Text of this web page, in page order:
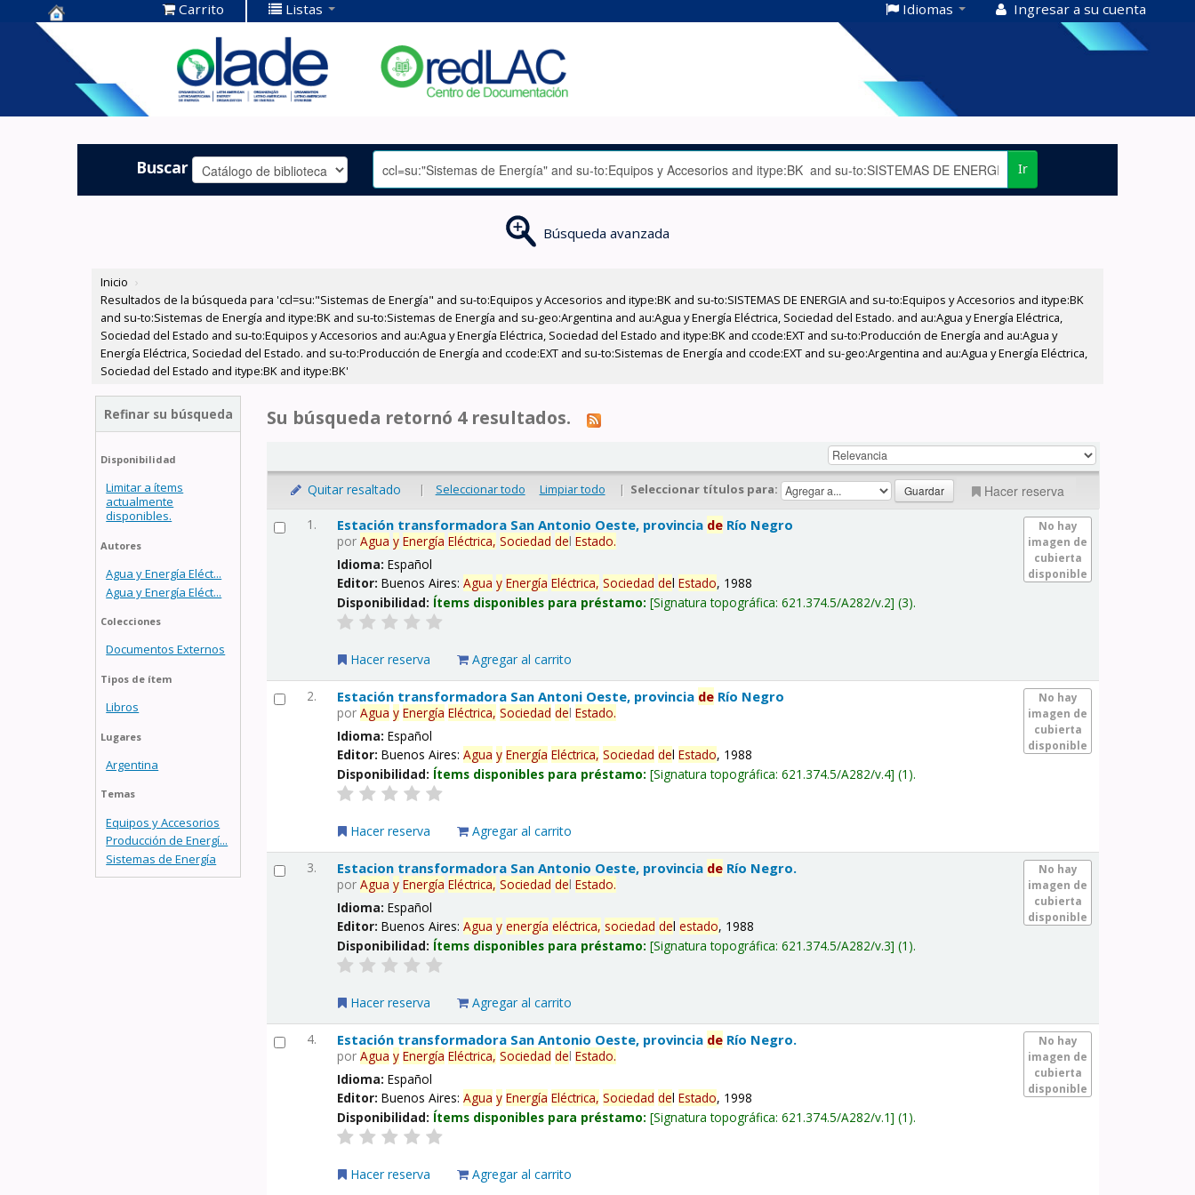
Centro de
Documentación
OLADE -
Carrito Listas Idiomas Ingresar a su cuenta
Buscar Ir
Búsqueda avanzada
Inicio ›
Resultados de la búsqueda para 'ccl=su:"Sistemas de Energía" and su-to:Equipos y Accesorios and itype:BK and su-to:SISTEMAS DE ENERGIA and su-to:Equipos y Accesorios and itype:BK
and su-to:Sistemas de Energía and itype:BK and su-to:Sistemas de Energía and su-geo:Argentina and au:Agua y Energía Eléctrica, Sociedad del Estado. and au:Agua y Energía Eléctrica,
Sociedad del Estado and su-to:Equipos y Accesorios and au:Agua y Energía Eléctrica, Sociedad del Estado and itype:BK and ccode:EXT and su-to:Producción de Energía and au:Agua y
Energía Eléctrica, Sociedad del Estado. and su-to:Producción de Energía and ccode:EXT and su-to:Sistemas de Energía and ccode:EXT and su-geo:Argentina and au:Agua y Energía Eléctrica,
Sociedad del Estado and itype:BK and itype:BK'
Refinar su búsqueda
Disponibilidad
Limitar a ítems
actualmente
disponibles.
Autores
Agua y Energía Eléct...
Agua y Energía Eléct...
Colecciones
Documentos Externos
Tipos de ítem
Libros
Lugares
Argentina
Temas
Equipos y Accesorios
Producción de Energí...
Sistemas de Energía
Su búsqueda retornó 4 resultados.
Quitar resaltado | Seleccionar todo Limpiar todo | Seleccionar títulos para: Hacer reserva
1.
No hay
imagen de
cubierta
disponible
Estación transformadora San Antonio Oeste, provincia de Río Negro
porAgua y Energía Eléctrica, Sociedad delEstado.
Idioma:Español
Editor:Buenos Aires:Agua y Energía Eléctrica, Sociedad delEstado, 1988
Disponibilidad: Ítems disponibles para préstamo: Signatura topográfica:621.374.5/A282/v.2 (3).
Hacer reserva Agregar al carrito
2.
No hay
imagen de
cubierta
disponible
Estación transformadora San Antoni Oeste, provincia de Río Negro
porAgua y Energía Eléctrica, Sociedad delEstado.
Idioma:Español
Editor:Buenos Aires:Agua y Energía Eléctrica, Sociedad delEstado, 1988
Disponibilidad: Ítems disponibles para préstamo: Signatura topográfica:621.374.5/A282/v.4 (1).
Hacer reserva Agregar al carrito
3.
No hay
imagen de
cubierta
disponible
Estacion transformadora San Antonio Oeste, provincia de Río Negro.
porAgua y Energía Eléctrica, Sociedad delEstado.
Idioma:Español
Editor:Buenos Aires:Agua y energía eléctrica, sociedad delestado, 1988
Disponibilidad: Ítems disponibles para préstamo: Signatura topográfica:621.374.5/A282/v.3 (1).
Hacer reserva Agregar al carrito
4.
No hay
imagen de
cubierta
disponible
Estación transformadora San Antonio Oeste, provincia de Río Negro.
porAgua y Energía Eléctrica, Sociedad delEstado.
Idioma:Español
Editor:Buenos Aires:Agua y Energía Eléctrica, Sociedad delEstado, 1998
Disponibilidad: Ítems disponibles para préstamo: Signatura topográfica:621.374.5/A282/v.1 (1).
Hacer reserva Agregar al carrito